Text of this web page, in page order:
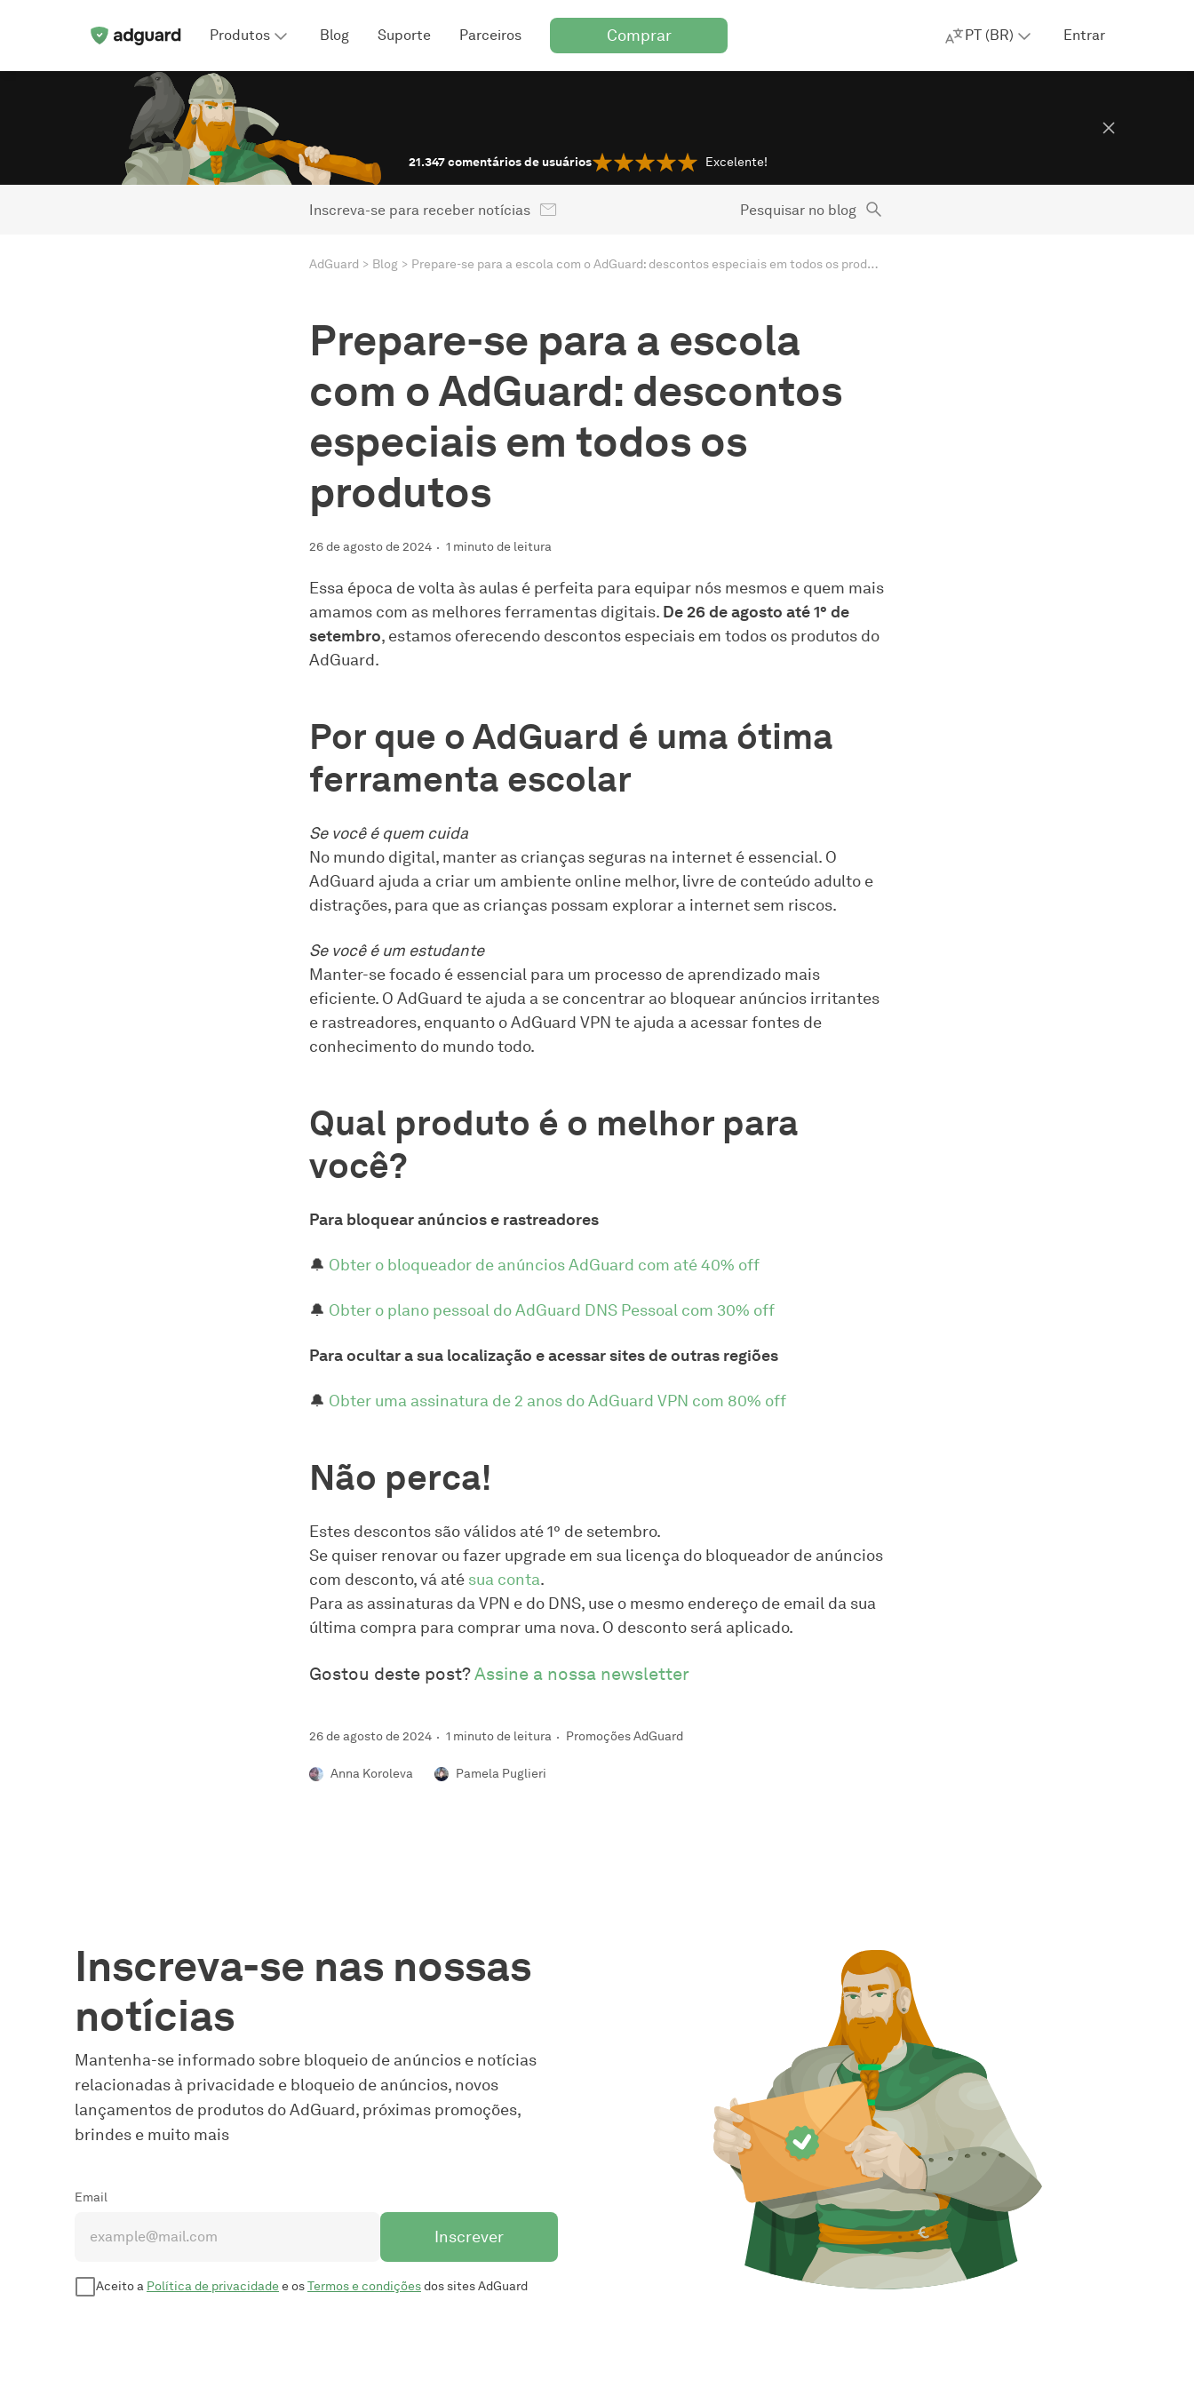
Produtos Blog Suporte Parceiros Comprar PT (BR) Entrar
21.347comentários de usuários Excelente!
Inscreva-se para receber notícias Pesquisar no blog
AdGuard Blog Prepare-se para a escola com o AdGuard: descontos especiais em todos os produtos
Prepare-se para a escola
com o AdGuard: descontos
especiais em todos os
produtos
26 de agosto de 2024 1 minuto de leitura
Essa época de volta às aulas é perfeita para equipar nós mesmos e quem mais
amamos com as melhores ferramentas digitais. De 26 de agosto até 1° de
setembro, estamos oferecendo descontos especiais em todos os produtos do
AdGuard.
Por que o AdGuard é uma ótima
ferramenta escolar
Se você é quem cuida
No mundo digital, manter as crianças seguras na internet é essencial. O
AdGuard ajuda a criar um ambiente online melhor, livre de conteúdo adulto e
distrações, para que as crianças possam explorar a internet sem riscos.
Se você é um estudante
Manter-se focado é essencial para um processo de aprendizado mais
eficiente. O AdGuard te ajuda a se concentrar ao bloquear anúncios irritantes
e rastreadores, enquanto o AdGuard VPN te ajuda a acessar fontes de
conhecimento do mundo todo.
Qual produto é o melhor para
você?
Para bloquear anúncios e rastreadores
🔔 Obter o bloqueador de anúncios AdGuard com até 40% off
🔔 Obter o plano pessoal do AdGuard DNS Pessoal com 30% off
Para ocultar a sua localização e acessar sites de outras regiões
🔔 Obter uma assinatura de 2 anos do AdGuard VPN com 80% off
Não perca!
Estes descontos são válidos até 1° de setembro.
Se quiser renovar ou fazer upgrade em sua licença do bloqueador de anúncios
com desconto, vá até sua conta.
Para as assinaturas da VPN e do DNS, use o mesmo endereço de email da sua
última compra para comprar uma nova. O desconto será aplicado.
Gostou deste post?Assine a nossa newsletter
26 de agosto de 2024 1 minuto de leitura Promoções AdGuard
Anna Koroleva Pamela Puglieri
Inscreva-se nas nossas
notícias
Mantenha-se informado sobre bloqueio de anúncios e notícias
relacionadas à privacidade e bloqueio de anúncios, novos
lançamentos de produtos do AdGuard, próximas promoções,
brindes e muito mais
Email
Inscrever
Aceito a Política de privacidadee osTermos e condiçõesdos sites AdGuard